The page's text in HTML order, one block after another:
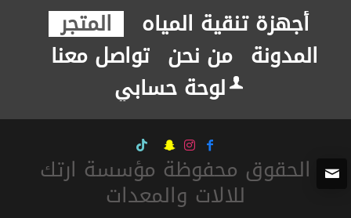
أجهزة تنقية المياه
المتجر
المدونة من نحن تواصل معنا
لوحة حسابي
الحقوق محفوظة مؤسسة ارتك
للالات والمعدات